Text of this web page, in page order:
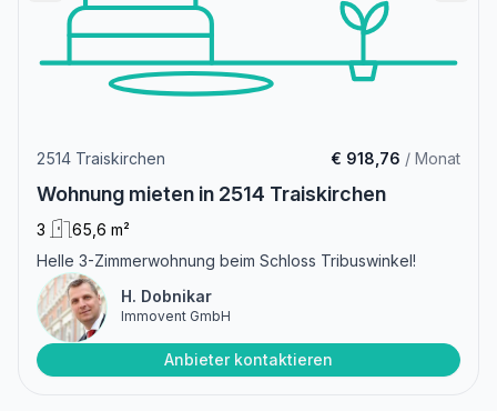
2514 Traiskirchen € 918,76 / Monat
Wohnung mieten in 2514 Traiskirchen
3
65,6 m²
Helle 3-Zimmerwohnung beim Schloss Tribuswinkel!
H. Dobnikar
Immovent GmbH
Anbieter kontaktieren